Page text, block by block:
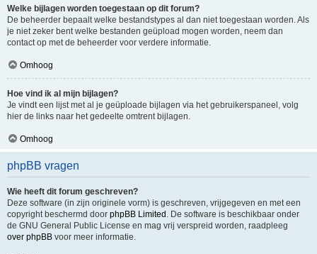
Welke bijlagen worden toegestaan op dit forum?
De beheerder bepaalt welke bestandstypes al dan niet toegestaan worden. Als
je niet zeker bent welke bestanden geüpload mogen worden, neem dan
contact op met de beheerder voor verdere informatie.
Omhoog
Hoe vind ik al mijn bijlagen?
Je vindt een lijst met al je geüploade bijlagen via het gebruikerspaneel, volg
hier de links naar het gedeelte omtrent bijlagen.
Omhoog
phpBB vragen
Wie heeft dit forum geschreven?
Deze software (in zijn originele vorm) is geschreven, vrijgegeven en met een
copyright beschermd door phpBB Limited . De software is beschikbaar onder
de GNU General Public License en mag vrij verspreid worden, raadpleeg
over phpBB voor meer informatie.